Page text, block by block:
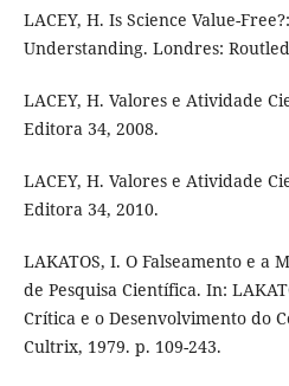
LACEY, H. Is Science Value-
Understanding. Londres:
LACEY, H. Valores e Atividade
Editora 34, 2008.
LACEY, H. Valores e Atividade
Editora 34, 2010.
LAKATOS, I. O Falseamento e a
de Pesquisa Científica. In:
Crítica e o Desenvolvimento do
Cultrix, 1979. p. 109-243.